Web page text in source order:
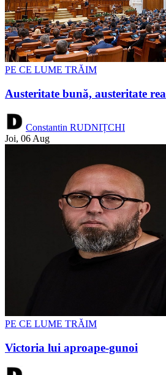
PE CE LUME TRĂIM
Austeritate bună, austeritate rea
Constantin RUDNIȚCHI
Joi, 06 Aug
PE CE LUME TRĂIM
Victoria lui aproape-gunoi